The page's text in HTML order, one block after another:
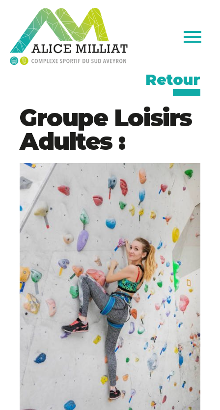
Retour
Groupe Loisirs
Adultes :